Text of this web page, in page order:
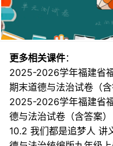
更多相关课件：
2025-2026学年福建省
期末道德与法治试卷（含
2025-2026学年福建省
德与法治试卷（含答案）
10.2 我们都是追梦人